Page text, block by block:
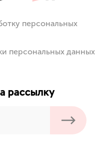
персональных
персональных данных
рассылку